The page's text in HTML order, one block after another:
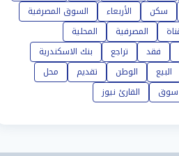
سكن الأربعاء
السوق المصرفية
المصرفية
المحلية
فقد تراجع
بنك الاسكندرية
البيع الوطن تقديم
محل
سوق القارئ نيوز